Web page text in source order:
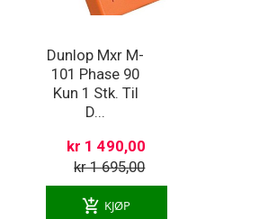
Dunlop Mxr M-
101 Phase 90
Kun 1 Stk. Til
D...
kr 1 490,00
kr 1 695,00
add_shopping_cart KJØP